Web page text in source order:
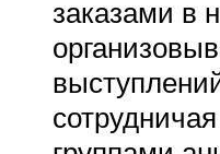
заказами в